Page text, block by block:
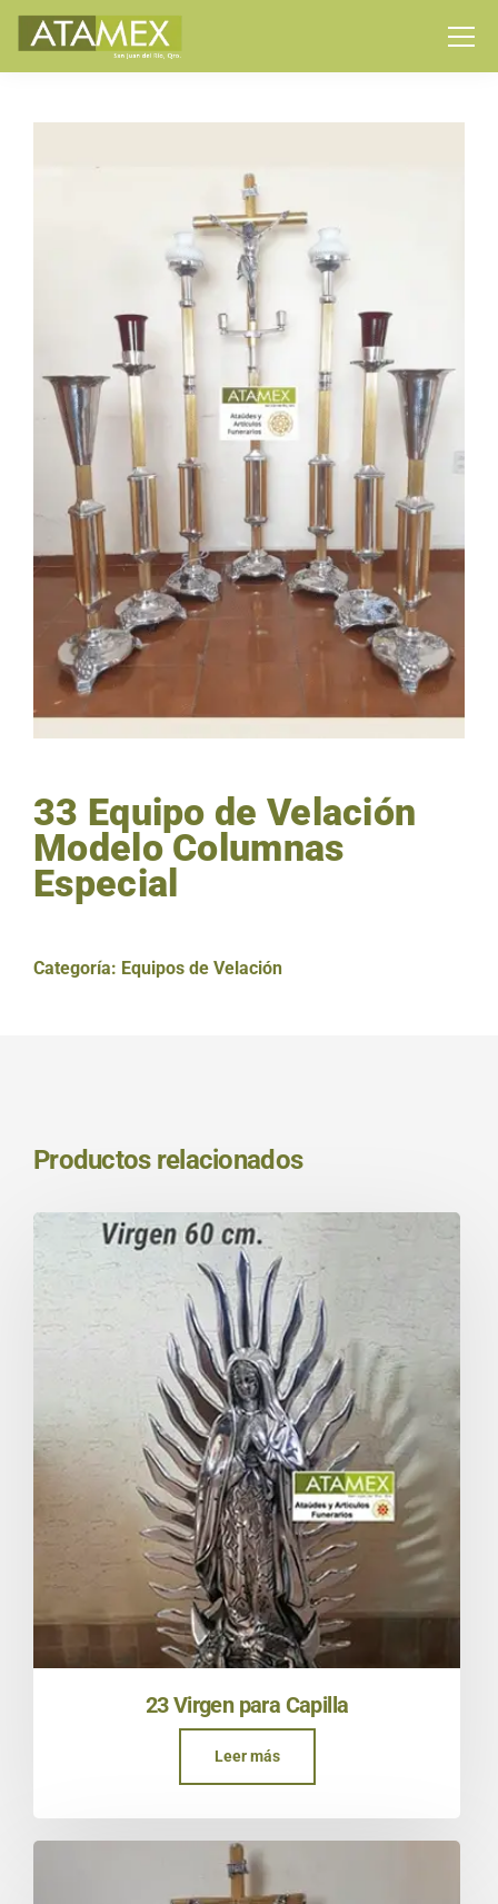
33 Equipo de Velación
Modelo Columnas
Especial
Categoría: Equipos de Velación
Productos relacionados
23 Virgen para Capilla
Leer más